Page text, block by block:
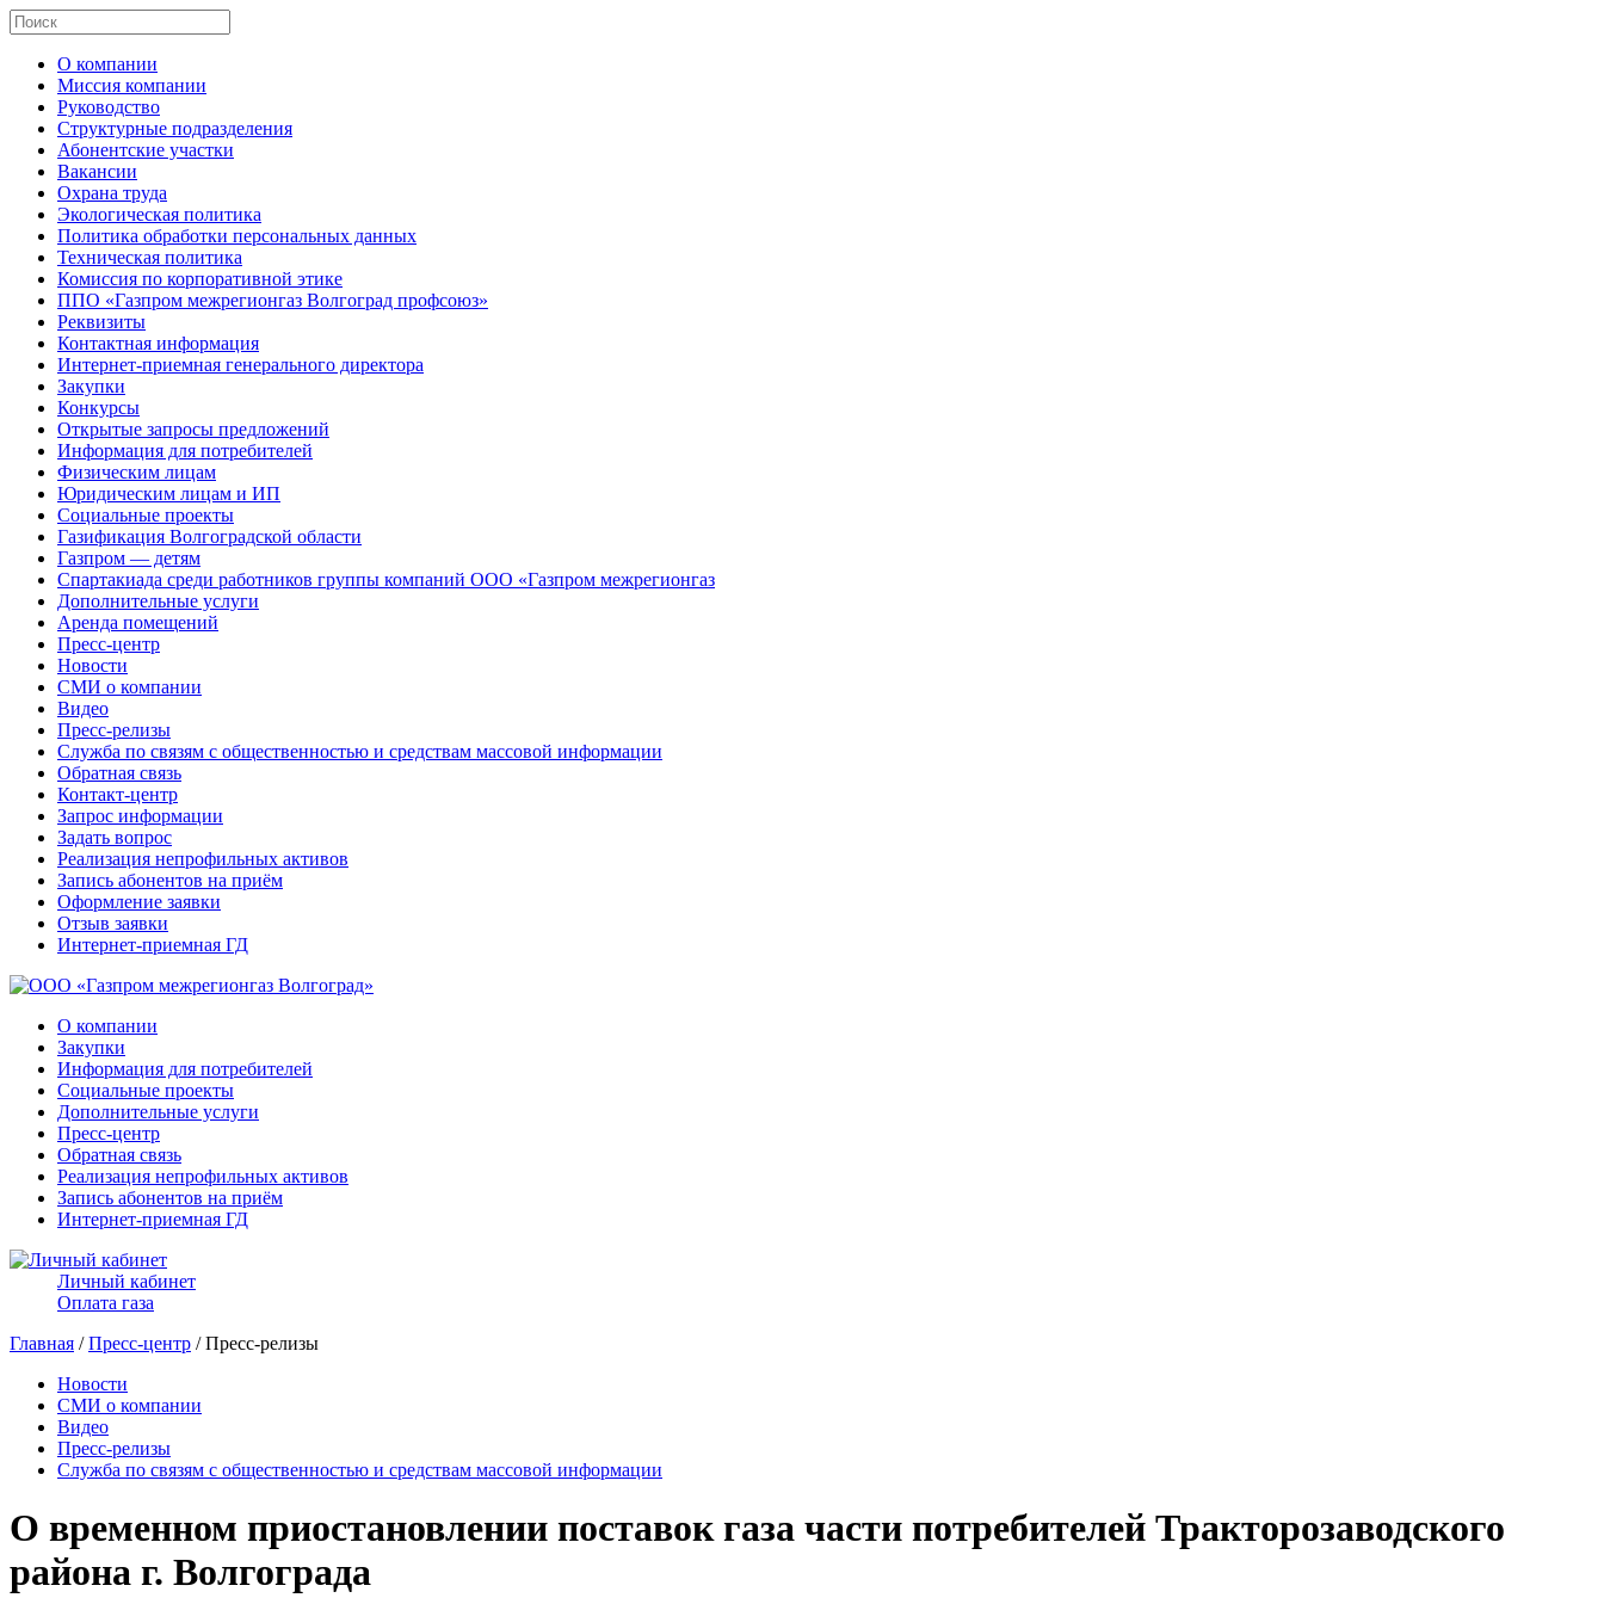
О компании
Миссия компании
Руководство
Структурные подразделения
Абонентские участки
Вакансии
Охрана труда
Экологическая политика
Политика обработки персональных данных
Техническая политика
Комиссия по корпоративной этике
ППО «Газпром межрегионгаз Волгоград профсоюз»
Реквизиты
Контактная информация
Интернет-приемная генерального директора
Закупки
Конкурсы
Открытые запросы предложений
Информация для потребителей
Физическим лицам
Юридическим лицам и ИП
Социальные проекты
Газификация Волгоградской области
Газпром — детям
Спартакиада среди работников группы компаний ООО «Газпром межрегионгаз
Дополнительные услуги
Аренда помещений
Пресс-центр
Новости
СМИ о компании
Видео
Пресс-релизы
Служба по связям с общественностью и средствам массовой информации
Обратная связь
Контакт-центр
Запрос информации
Задать вопрос
Реализация непрофильных активов
Запись абонентов на приём
Оформление заявки
Отзыв заявки
Интернет-приемная ГД
О компании
Закупки
Информация для потребителей
Социальные проекты
Дополнительные услуги
Пресс-центр
Обратная связь
Реализация непрофильных активов
Запись абонентов на приём
Интернет-приемная ГД
Личный кабинет
Оплата газа
Главная /Пресс-центр / Пресс-релизы
Новости
СМИ о компании
Видео
Пресс-релизы
Служба по связям с общественностью и средствам массовой информации
О временном приостановлении поставок газа части потребителей Тракторозаводского
района г. Волгограда